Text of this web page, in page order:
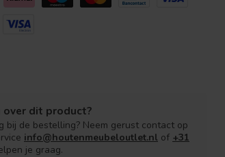
over dit product?
bij de bestelling? Neem gerust contact op
info@houtenmeubeloutlet.nl of +31
je graag.